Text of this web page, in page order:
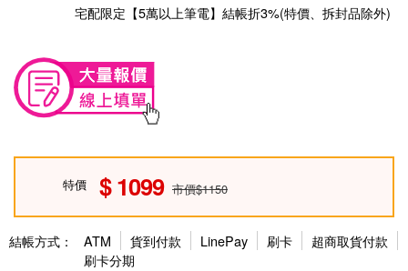
宅配限定【5萬以上筆電】結帳折3%(特價、拆封品除外)
特價 1099 市價$1150
結帳方式： ATM 貨到付款 LinePay 刷卡
超商取貨付款
刷卡分期